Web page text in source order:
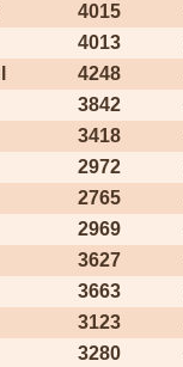
4015
4013
4248
3842
3418
2972
2765
2969
3627
3663
3123
3280